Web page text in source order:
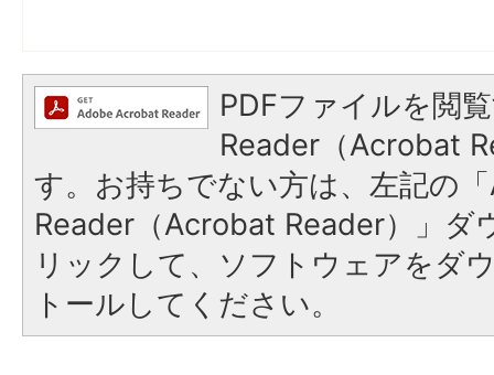
PDFファイルを閲
Reader（Acrobat
す。お持ちでない方は、左記の
Reader（Acrobat Reader）」ダ
リックして、ソフトウェアをダ
トールしてください。